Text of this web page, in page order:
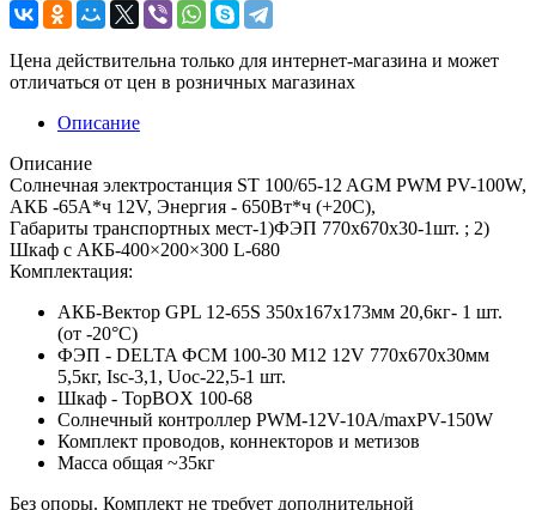
Цена действительна только для интернет-магазина и может
отличаться от цен в розничных магазинах
Описание
Описание
Солнечная электростанция ST 100/65-12 AGM PWM PV-100W,
АКБ -65А*ч 12V, Энергия - 650Вт*ч (+20С),
Габариты транспортных мест-1)ФЭП 770х670x30-1шт. ; 2)
Шкаф с АКБ-400×200×300 L-680
Комплектация:
АКБ-Вектор GPL 12-65S 350x167x173мм 20,6кг- 1 шт.
(от -20°С)
ФЭП - DELTA ФСМ 100-30 М12 12V 770х670x30мм
5,5кг, Isc-3,1, Uoc-22,5-1 шт.
Шкаф - TopBOX 100-68
Солнечный контроллер PWM-12V-10A/maxPV-150W
Комплект проводов, коннекторов и метизов
Масса общая ~35кг
Без опоры. Комплект не требует дополнительной